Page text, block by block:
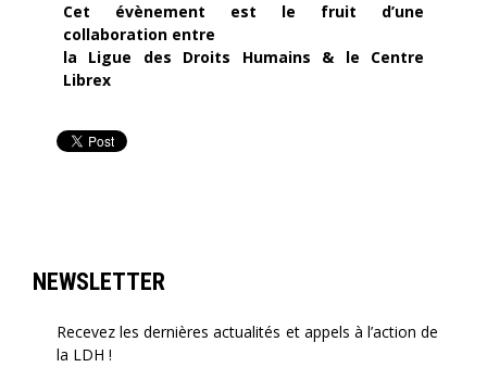
Cet évènement est le fruit d’une
collaboration entre
la Ligue des Droits Humains & le Centre
Librex
NEWSLETTER
Recevez les dernières actualités et appels à l’action de
la LDH !